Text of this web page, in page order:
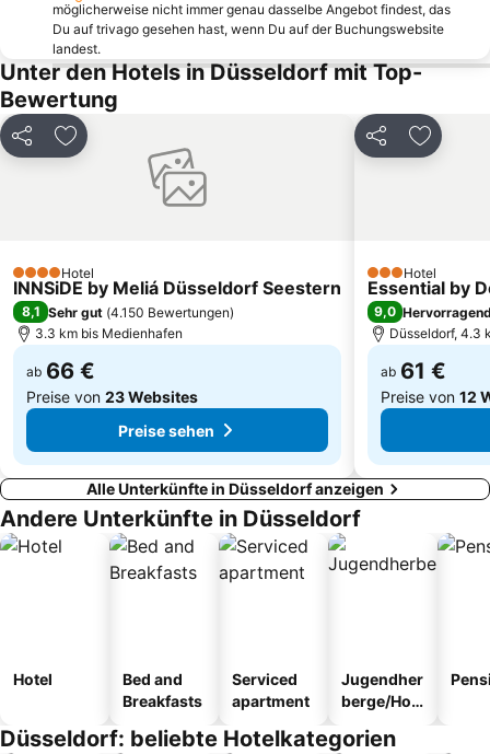
Altstadt-Süd
Amphitheater
Nippes
Kettwig
Lindenthal
Capitol Theater Düsseldorf
Kölner Lichter
Promenade at the CentrO Oberhausen
Landschaftspark Duisburg-Nord
möglicherweise nicht immer genau dasselbe Angebot findest, das
Du auf trivago gesehen hast, wenn Du auf der Buchungswebsite
landest.
Unter den Hotels in Düsseldorf mit Top-
Bewertung
Teilen Zu Favoriten hinzufügen
4 SterneHotel
INNSiDE by Meliá Düsseldorf Seestern
8,1 Sehr gut (4.150 Bewertungen)
3.3 km bis Medienhafen
ab 66 €
Preise von 23 Websites
Preise sehen
Teilen Zu
3 Sterne
Hotel
Essential by
9,0
Düsseldorf, 4.3
ab 61 €
Preise von 12
Alle Unterkünfte in Düsseldorf anzeigen
Andere Unterkünfte in Düsseldorf
Hotel
Bed and
Breakfasts
Serviced
apartment
Jugendher
berge/Hos
Düsseldorf: beliebte Hotelkategorien